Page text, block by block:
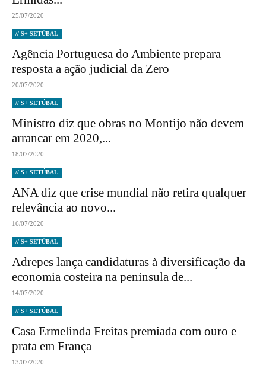
25/07/2020
// S+ SETÚBAL
Agência Portuguesa do Ambiente prepara
resposta a ação judicial da Zero
20/07/2020
// S+ SETÚBAL
Ministro diz que obras no Montijo não devem
arrancar em 2020,...
18/07/2020
// S+ SETÚBAL
ANA diz que crise mundial não retira qualquer
relevância ao novo...
16/07/2020
// S+ SETÚBAL
Adrepes lança candidaturas à diversificação da
economia costeira na península de...
14/07/2020
// S+ SETÚBAL
Casa Ermelinda Freitas premiada com ouro e
prata em França
13/07/2020